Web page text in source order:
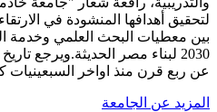
لتحقيق أهدافها المنشودة في
بين معطيات البحث العلمي وخدمة
2030 لبناء مصر الحديثة.ويرجع
عن ربع قرن منذ اواخر السبعينيات
المزيد عن الجامعة